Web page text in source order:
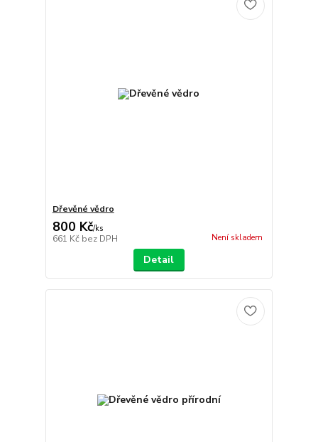
Dřevěné vědro
800 Kč/ks
661 Kč bez DPH Není skladem
Detail